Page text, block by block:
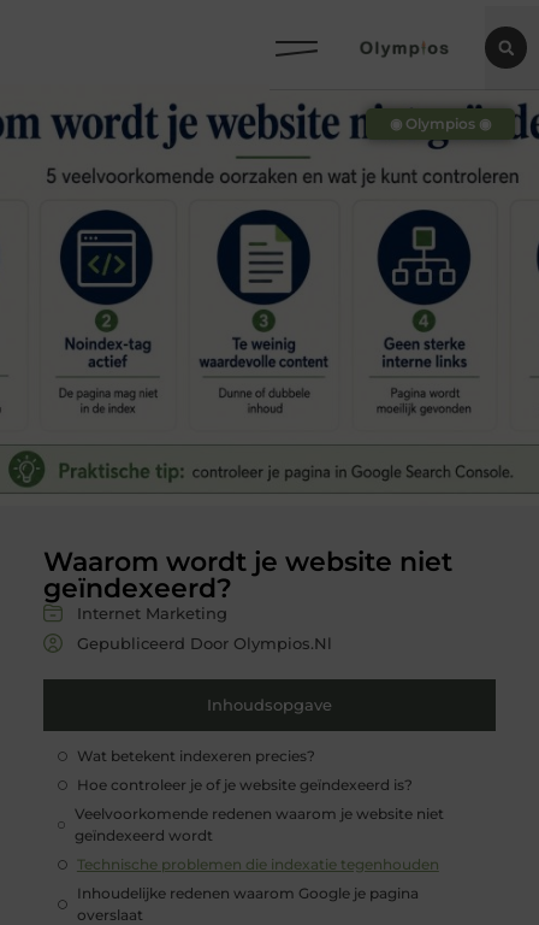
Waarom wordt je website niet
geïndexeerd?
Internet Marketing
Gepubliceerd Door Olympios.nl
Inhoudsopgave
Wat betekent indexeren precies?
Hoe controleer je of je website geïndexeerd is?
Veelvoorkomende redenen waarom je website niet
geïndexeerd wordt
Technische problemen die indexatie tegenhouden
Inhoudelijke redenen waarom Google je pagina
overslaat
◉ Olympios ◉